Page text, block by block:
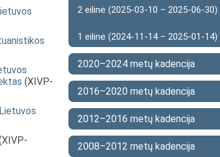
(XIVP-
2 eilinė (2025-03-10 – 2025-06-30)
1 eilinė (2024-11-14 – 2025-01-14)
2020–2024 metų kadencija
2016–2020 metų kadencija
2012–2016 metų kadencija
2008–2012 metų kadencija